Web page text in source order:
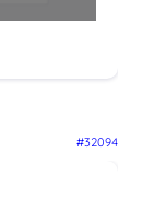
#32094